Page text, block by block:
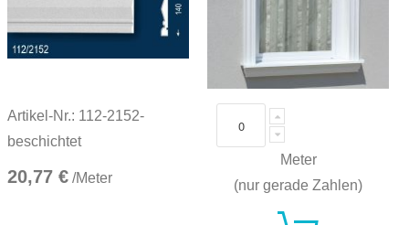
Artikel-Nr.: 112-2152-
beschichtet
20,77 € /Meter
Meter
(nur gerade Zahlen)